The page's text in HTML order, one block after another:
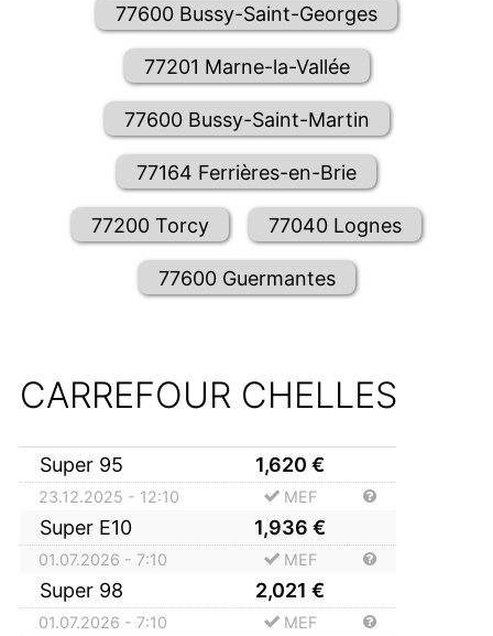
77600 Bussy-Saint-Georges
77201 Marne-la-Vallée
77600 Bussy-Saint-Martin
77164 Ferrières-en-Brie
77200 Torcy 77040 Lognes
77600 Guermantes
CARREFOUR CHELLES
Super 95 1,620 €
23.12.2025 - 12:10 MEF
Super E10 1,936 €
01.07.2026 - 7:10 MEF
Super 98 2,021 €
01.07.2026 - 7:10 MEF